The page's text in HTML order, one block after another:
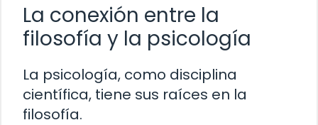
La conexión entre la
filosofía y la psicología
La psicología, como disciplina
científica, tiene sus raíces en la
filosofía.